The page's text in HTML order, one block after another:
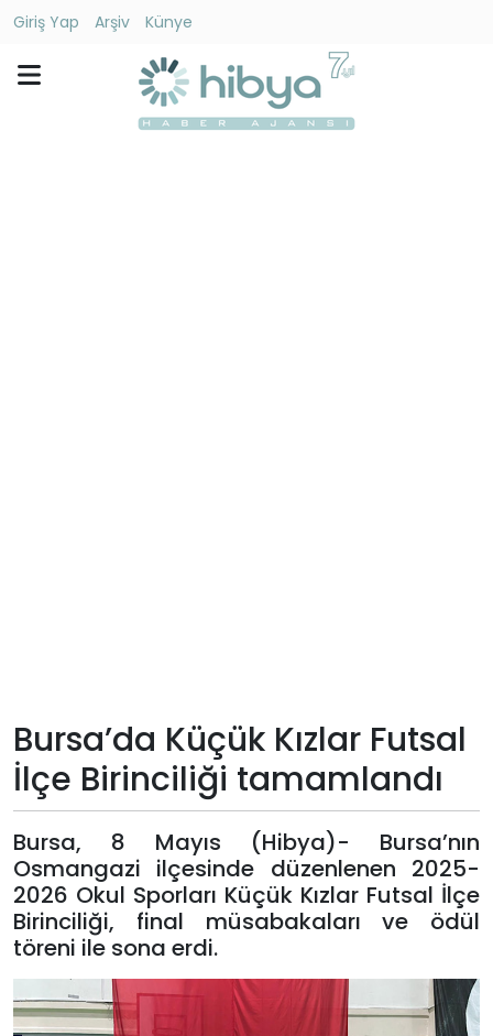
Giriş Yap Arşiv
Künye
Giriş
Yap
Bursa’da Küçük Kızlar Futsal
İlçe Birinciliği tamamlandı
Bursa, 8 Mayıs (Hibya)- Bursa’nın
Osmangazi ilçesinde düzenlenen 2025-
2026 Okul Sporları Küçük Kızlar Futsal İlçe
Birinciliği, final müsabakaları ve ödül
töreni ile sona erdi.